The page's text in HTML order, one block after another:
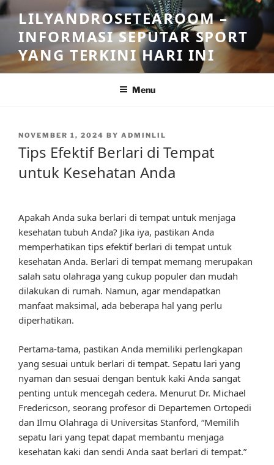
Skip
to
content
LILYANDROSETEAROOM –
INFORMASI SEPUTAR SPORT
YANG TERKINI HARI INI
Menu
POSTED
ON
NOVEMBER 1, 2024 BY ADMINLIL
Tips Efektif Berlari di Tempat
untuk Kesehatan Anda
Apakah Anda suka berlari di tempat untuk menjaga
kesehatan tubuh Anda? Jika iya, pastikan Anda
memperhatikan tips efektif berlari di tempat untuk
kesehatan Anda. Berlari di tempat memang merupakan
salah satu olahraga yang cukup populer dan mudah
dilakukan di rumah. Namun, agar mendapatkan
manfaat maksimal, ada beberapa hal yang perlu
diperhatikan.
Pertama-tama, pastikan Anda memiliki perlengkapan
yang sesuai untuk berlari di tempat. Sepatu lari yang
nyaman dan sesuai dengan bentuk kaki Anda sangat
penting untuk mencegah cedera. Menurut Dr. Michael
Fredericson, seorang profesor di Departemen Ortopedi
dan Ilmu Olahraga di Universitas Stanford, “Memilih
sepatu lari yang tepat dapat membantu menjaga
kesehatan kaki dan sendi Anda saat berlari di tempat.”